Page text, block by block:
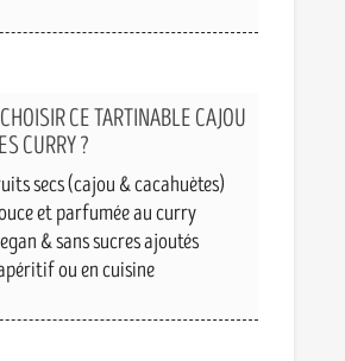
CE TARTINABLE CAJOU
CURRY ?
secs (cajou & cacahuètes)
et parfumée au curry
& sans sucres ajoutés
ou en cuisine